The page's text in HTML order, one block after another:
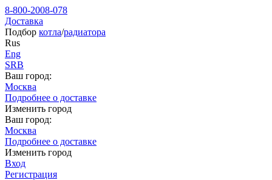
8-800-2008-078
Доставка
Подбор котла/радиатора
Rus
Eng
SRB
Ваш город:
Москва
Подробнее о доставке
Изменить город
Ваш город:
Москва
Подробнее о доставке
Изменить город
Вход
Регистрация